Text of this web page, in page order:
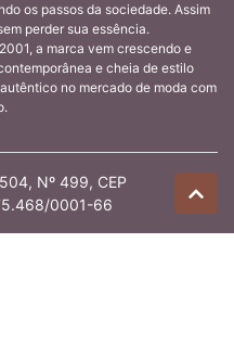
os passos da sociedade. Assim
perder sua essência.
a marca vem crescendo e
e cheia de estilo
no mercado de moda com
Nº 499, CEP
0001-66